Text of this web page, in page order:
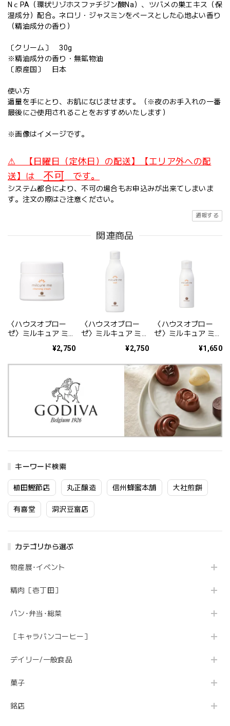
キーワード検索
植田鰹節店 丸正醸造 信州蜂蜜本舗 大社煎餅
有喜堂 洞沢豆富店
カテゴリから選ぶ
物産展･イベント
精肉［壱丁田］
パン･弁当･総菜
［キャラバンコーヒー］
デイリー/一般食品
菓子
銘店
NｃPA（環状リゾホスファチジン酸Na）、ツバメの巣エキス（保
湿成分）配合。ネロリ・ジャスミンをベースとした心地よい香り
（精油成分の香り）
〔クリーム〕 30g
※精油成分の香り・無鉱物油
〔原産国〕 日本
使い方
適量を手にとり、お肌になじませます。（※夜のお手入れの一番
最後にご使用されることをおすすめいたします）
※画像はイメージです。
⚠ 【日曜日（定休日）の配送】【エリア外への配
送】は 不可 です。
システム都合により、不可の場合もお申込みが出来てしまいま
す。注文の際はご注意ください。
通報する
関連商品
〈ハウスオブロー
ゼ〉ミルキュア ミー
¥2,750
〈ハウスオブロー
ゼ〉ミルキュア ミー
¥2,750
〈ハウスオブロー
ゼ〉ミルキュア ミー
¥1,650